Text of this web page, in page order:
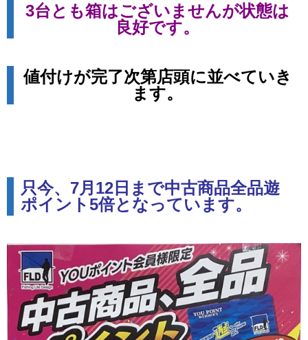
3台とも箱はございませんが状態は
良好です。
値付けが完了次第店頭に並べていき
ます。
只今、7月12日まで中古商品全品遊
ポイント5倍となっています。